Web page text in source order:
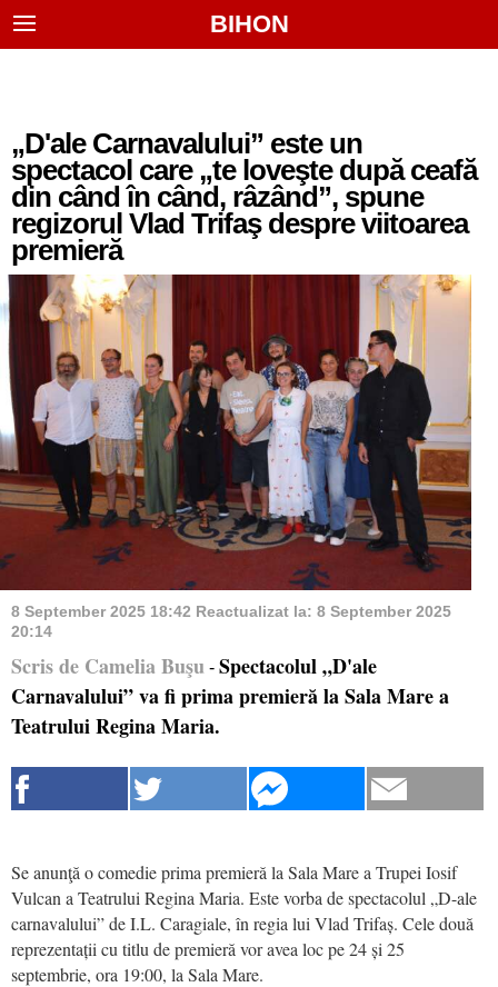
BIHON
„D'ale Carnavalului” este un
spectacol care „te loveşte după ceafă
din când în când, râzând”, spune
regizorul Vlad Trifaş despre viitoarea
premieră
8 September 2025 18:42 Reactualizat la: 8 September 2025
20:14
Scris de Camelia Buşu - Spectacolul „D'ale
Carnavalului” va fi prima premieră la Sala Mare a
Teatrului Regina Maria.
Se anunţă o comedie prima premieră la Sala Mare a Trupei Iosif
Vulcan a Teatrului Regina Maria. Este vorba de spectacolul „D-ale
carnavalului” de I.L. Caragiale, în regia lui Vlad Trifaș. Cele două
reprezentații cu titlu de premieră vor avea loc pe 24 și 25
septembrie, ora 19:00, la Sala Mare.